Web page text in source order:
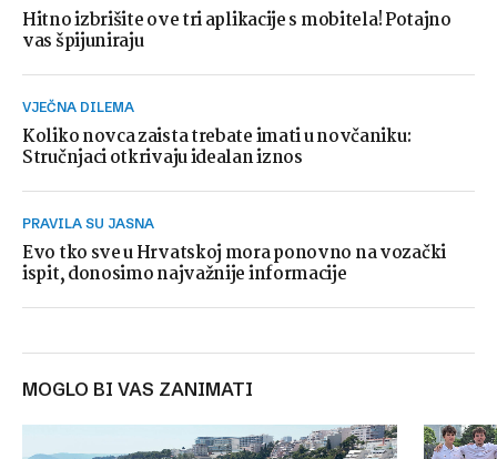
Hitno izbrišite ove tri aplikacije s mobitela! Potajno
vas špijuniraju
VJEČNA DILEMA
Koliko novca zaista trebate imati u novčaniku:
Stručnjaci otkrivaju idealan iznos
PRAVILA SU JASNA
Evo tko sve u Hrvatskoj mora ponovno na vozački
ispit, donosimo najvažnije informacije
MOGLO BI VAS ZANIMATI